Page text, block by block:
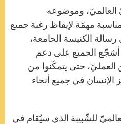
العالميّ، وموضوعه
مهمّة لإيقاظ رغبة جميع
الكنيسة الجامعة،
أشجّع الجميع على دعم
العمليّ، حتى يتمكّنوا من
الإنسان في جميع أنحاء
للشّبيبة الذي سيُقام في